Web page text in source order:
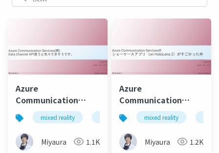
Azure
Communication
Services(再) Data
Channel API使うと
色々できそうです。
mixed reality mrtk3 unity
Miyaura 1.1K
Azure
Communication
Servicesのショーケー
スアプリ（on
HoloLens 2）がすごか
った件
mixed reality
Miyaura 1.2K